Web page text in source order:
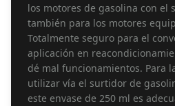
los motores de gasolina con el
también para los motores
Totalmente seguro para el
aplicación en
dé mal funcionamientos. Para
utilizar vía el surtidor de
este envase de 250 ml es